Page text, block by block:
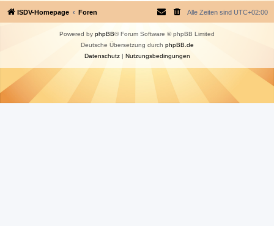
ISDV-Homepage Foren Alle Zeiten sind UTC+02:00
Powered by phpBB® Forum Software © phpBB Limited
Deutsche Übersetzung durch phpBB.de
Datenschutz| Nutzungsbedingungen